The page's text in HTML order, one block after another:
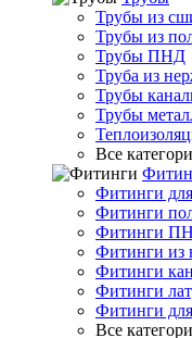
Трубы из
Трубы из
Трубы ПНД
Труба из
Трубы
Трубы
Все
Фитинги
Фитинги
Фитинги
Фитинги из
Фитинги
Фитинги
Фитинги
Все